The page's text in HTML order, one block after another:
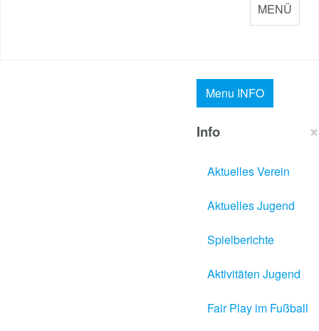
MENÜ
Menu INFO
×
Info
Aktuelles Verein
Aktuelles Jugend
Spielberichte
Aktivitäten Jugend
Fair Play im Fußball